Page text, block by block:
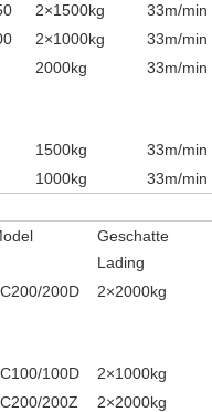
2×1500kg 33m/min
2×1000kg 33m/min
2000kg 33m/min
1500kg 33m/min
1000kg 33m/min
Geschatte
Lading
200D 2×2000kg
100D
2×1000kg
200Z 2×2000kg